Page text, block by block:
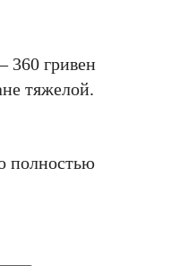
360 гривен
тяжелой.
полностью